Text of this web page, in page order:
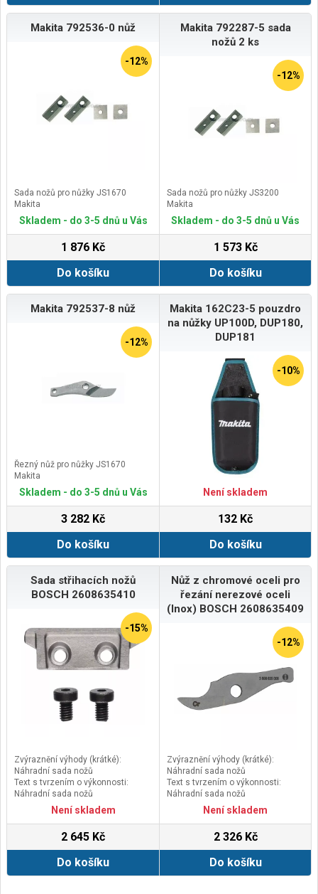
Makita 792536-0 nůž
-12%
Sada nožů pro nůžky JS1670
Makita
Skladem - do 3-5 dnů u Vás
1 876 Kč
Do košíku
Makita 792287-5 sada
nožů 2 ks
-12%
Sada nožů pro nůžky JS3200
Makita
Skladem - do 3-5 dnů u Vás
1 573 Kč
Do košíku
Makita 792537-8 nůž
-12%
Řezný nůž pro nůžky JS1670
Makita
Skladem - do 3-5 dnů u Vás
3 282 Kč
Do košíku
Makita 162C23-5 pouzdro
na nůžky UP100D, DUP180,
DUP181
-10%
Není skladem
132 Kč
Do košíku
Sada střihacích nožů
BOSCH 2608635410
-15%
Zvýraznění výhody (krátké):
Náhradní sada nožů
Text s tvrzením o výkonnosti:
Náhradní sada nožů
(Verze), klíčový důvod RTB: Sada
nožů (6 kusů) je náhradní sadou
Specifický důvod RTB1: Skládá se
ze dvou ostří a čtyř šroubů
Není skladem
2 645 Kč
Do košíku
Nůž z chromové oceli pro
řezání nerezové oceli
(Inox) BOSCH 2608635409
-12%
Zvýraznění výhody (krátké):
Náhradní sada nožů
Text s tvrzením o výkonnosti:
Náhradní sada nožů
(Verze), klíčový důvod RTB: Sada
nožů (6 kusů) je náhradní sadou
Specifický důvod RTB1: Skládá se
ze dvou ostří a čtyř šroubů
Není skladem
2 326 Kč
Do košíku